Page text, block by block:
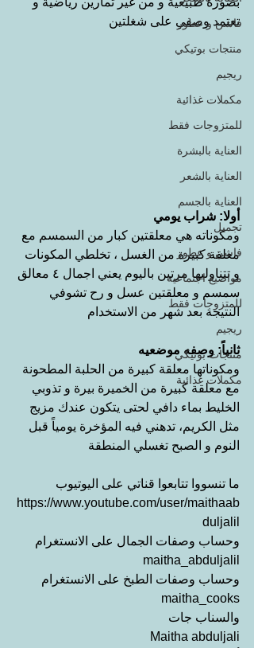
فاشن و عطور
منتجات بوتيكي
ريجيم
مكملات غذائية
للمتزوجات فقط
العناية بالبشرة
العناية بالشعر
العناية بالجسم
تجميل
فاشن و عطور
مواضيع اجتماعية
للمتزوجات فقط
ريجيم
منتجات بوتيكي
مكملات غذائية
تعتمد وصفي على شغلتين
أولا: شراب يومي
ومكوناته هي معلقتين كبار من السمسم مع
معلقة كبيرة من الغسل ، تخلطي المكونات
و تتناوليها مرتين باليوم يعني اجمال ٤ معالق
سمسم و معلقتين عسل و رح تشوفي
النتيجة بعد شهر من الاستخدام
ثانياً: وصفه موضعيه
ومكوناتها معلقة كبيرة من الحلبة المطحونة
مع معلقة كبيرة من الخميرة بيرة و تذوبي
الخليط بماء دافي لحتى يتكون عندك مزيج
مثل الكريم، تدهني فيه المؤخرة يومياً قبل
النوم و الصبح تغسلي المنطقة
ما تنسووا تتابعوا قناتي على اليوتيوب
https://www.youtube.com/user/maithaab
duljalil
وحساب وصفات الجمال على الانستغرام
maitha_abduljalil
وحساب وصفات الطبخ على الانستغرام
maitha_cooks
والسناب جات
Maitha abduljali